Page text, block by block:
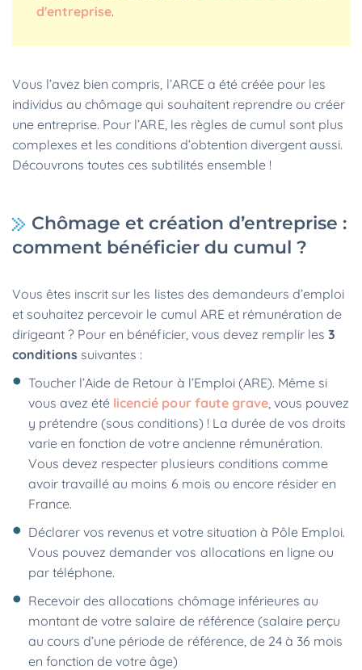
d'entreprise.
Vous l’avez bien compris, l’ARCE a été créée pour les
individus au chômage qui souhaitent reprendre ou créer
une entreprise. Pour l’ARE, les règles de cumul sont plus
complexes et les conditions d’obtention divergent aussi.
Découvrons toutes ces subtilités ensemble !
Chômage et création d’entreprise :
comment bénéficier du cumul ?
Vous êtes inscrit sur les listes des demandeurs d’emploi
et souhaitez percevoir le cumul ARE et rémunération de
dirigeant ? Pour en bénéficier, vous devez remplir les3
conditions suivantes :
Toucher l’Aide de Retour à l’Emploi (ARE). Même si
vous avez été licencié pour faute grave, vous pouvez
y prétendre (sous conditions) ! La durée de vos droits
varie en fonction de votre ancienne rémunération.
Vous devez respecter plusieurs conditions comme
avoir travaillé au moins 6 mois ou encore résider en
France.
Déclarer vos revenus et votre situation à Pôle Emploi.
Vous pouvez demander vos allocations en ligne ou
par téléphone.
Recevoir des allocations chômage inférieures au
montant de votre salaire de référence (salaire perçu
au cours d’une période de référence, de 24 à 36 mois
en fonction de votre âge)